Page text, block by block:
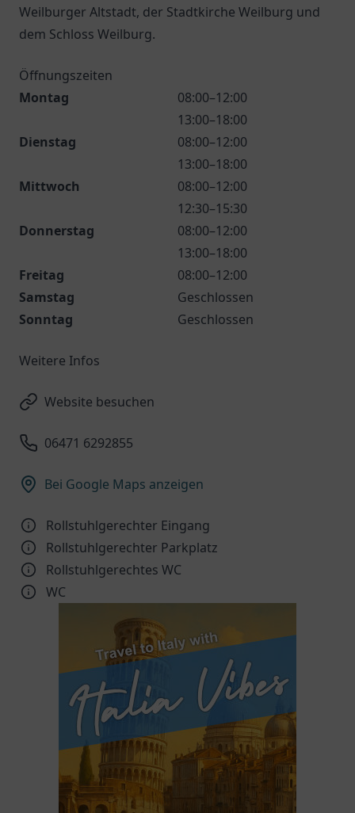
Weilburger Altstadt, der Stadtkirche Weilburg und
dem Schloss Weilburg.
Öffnungszeiten
Montag
08:00–12:00
13:00–18:00
Dienstag
08:00–12:00
13:00–18:00
Mittwoch
08:00–12:00
12:30–15:30
Donnerstag
08:00–12:00
13:00–18:00
Freitag
08:00–12:00
Samstag
Geschlossen
Sonntag
Geschlossen
Weitere Infos
Website besuchen
06471 6292855
Bei Google Maps anzeigen
Rollstuhlgerechter Eingang
Rollstuhlgerechter Parkplatz
Rollstuhlgerechtes WC
WC